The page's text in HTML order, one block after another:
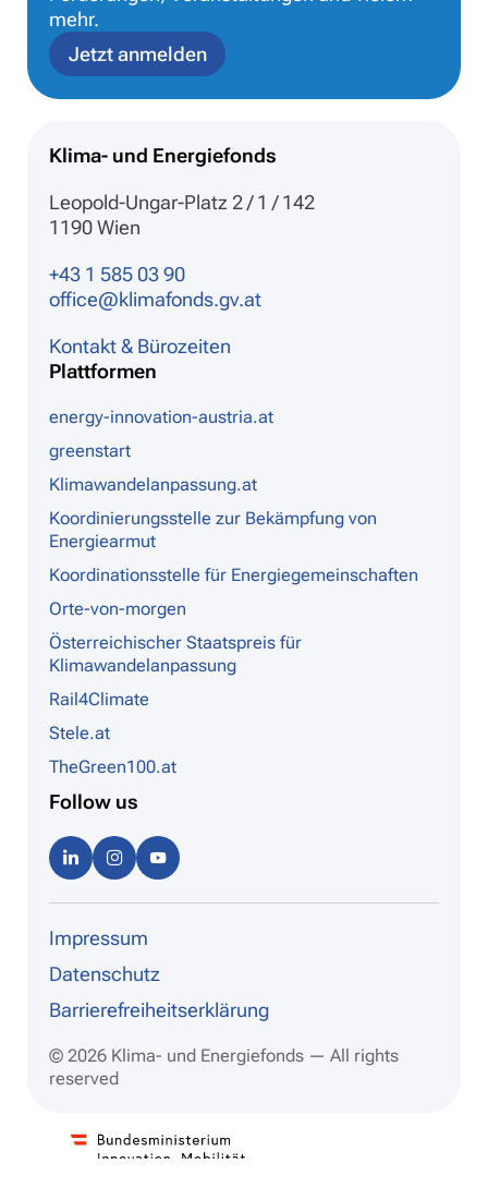
mehr.
Jetzt anmelden
Klima- und Energiefonds
Leopold-Ungar-Platz 2 / 1 / 142
1190 Wien
+43 1 585 03 90
office@klimafonds.gv.at
Kontakt & Bürozeiten
Plattformen
energy-innovation-austria.at
greenstart
Klimawandelanpassung.at
Koordinierungsstelle zur Bekämpfung von
Energiearmut
Koordinationsstelle für Energiegemeinschaften
Orte-von-morgen
Österreichischer Staatspreis für
Klimawandelanpassung
Rail4Climate
Stele.at
TheGreen100.at
Follow us
Linke
dIn
Instag
ram be
Impressum
Datenschutz
Barrierefreiheitserklärung
© 2026 Klima- und Energiefonds — All rights
reserved